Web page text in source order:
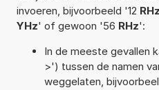
invoeren, bijvoorbeeld '12
YHz' of gewoon '56 RHz':
In de meeste
>') tussen de namen
weggelaten,